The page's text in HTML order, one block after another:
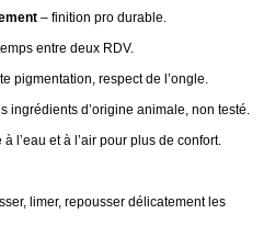
– finition pro durable.
entre deux RDV.
pigmentation, respect de l’ongle.
ingrédients d’origine animale, non testé.
l’eau et à l’air pour plus de confort.
limer, repousser délicatement les